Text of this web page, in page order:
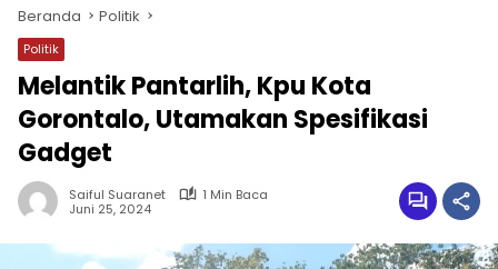
Beranda Politik
Politik
Melantik Pantarlih, Kpu Kota
Gorontalo, Utamakan Spesifikasi
Gadget
Saiful Suaranet
1 Min Baca
Juni 25, 2024